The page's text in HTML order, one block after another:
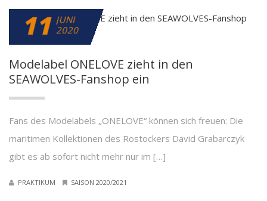
11 JUNI
2020
Modelabel ONELOVE zieht in den
SEAWOLVES-Fanshop ein
Fans des Modelabels „ONELOVE“ können sich freuen: Die
maritimen Kollektionen des Rostockers David Grabarczyk
gibt es ab sofort nicht mehr nur im […]
PRAKTIKUM SAISON 2020/2021